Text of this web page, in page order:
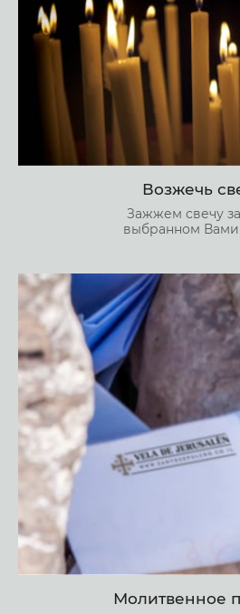
Возжечь
Зажжем свечу
выбранном Вами
Молитвенное